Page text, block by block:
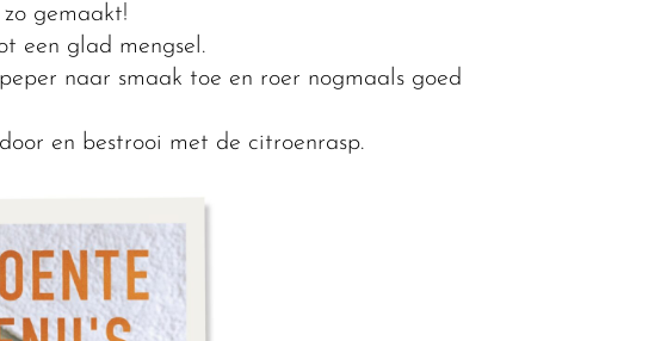
gemaakt!
een glad mengsel.
naar smaak toe en roer nogmaals goed
en bestrooi met de citroenrasp.